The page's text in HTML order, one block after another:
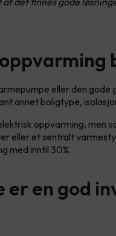
eller den gode
annet boligtype,
oppvarming, men
eller et sentralt
med inntil 30%.
er en god